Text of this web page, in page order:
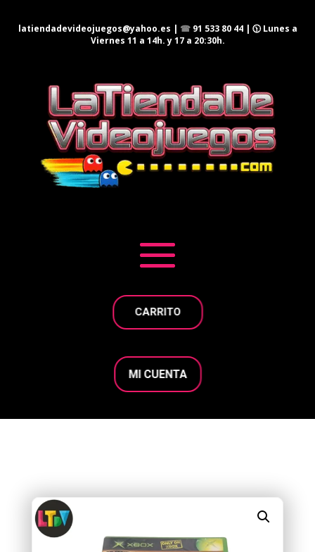
latiendadevideojuegos@yahoo.es | ☎ 91 533 80 44| 🕦 Lunes a
Viernes 11 a 14h. y 17 a 20:30h.
CARRITO
MI CUENTA